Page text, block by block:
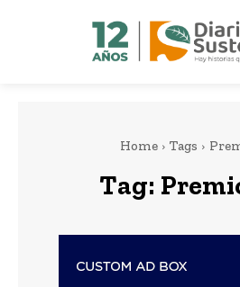
Home Tags
Tag: